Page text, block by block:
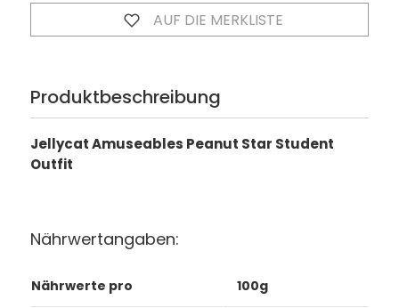
AUF DIE MERKLISTE
Produktbeschreibung
Jellycat Amuseables Peanut Star Student
Outfit
Nährwertangaben:
Nährwerte pro 100g